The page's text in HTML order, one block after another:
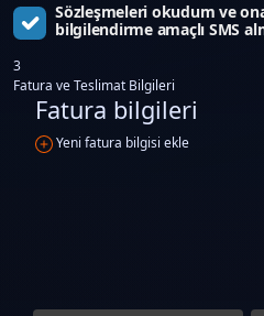
Sözleşmeleri okudum ve
bilgilendirme amaçlı SMS
3
Fatura ve Teslimat Bilgileri
Fatura bilgileri
Yeni fatura bilgisi ekle